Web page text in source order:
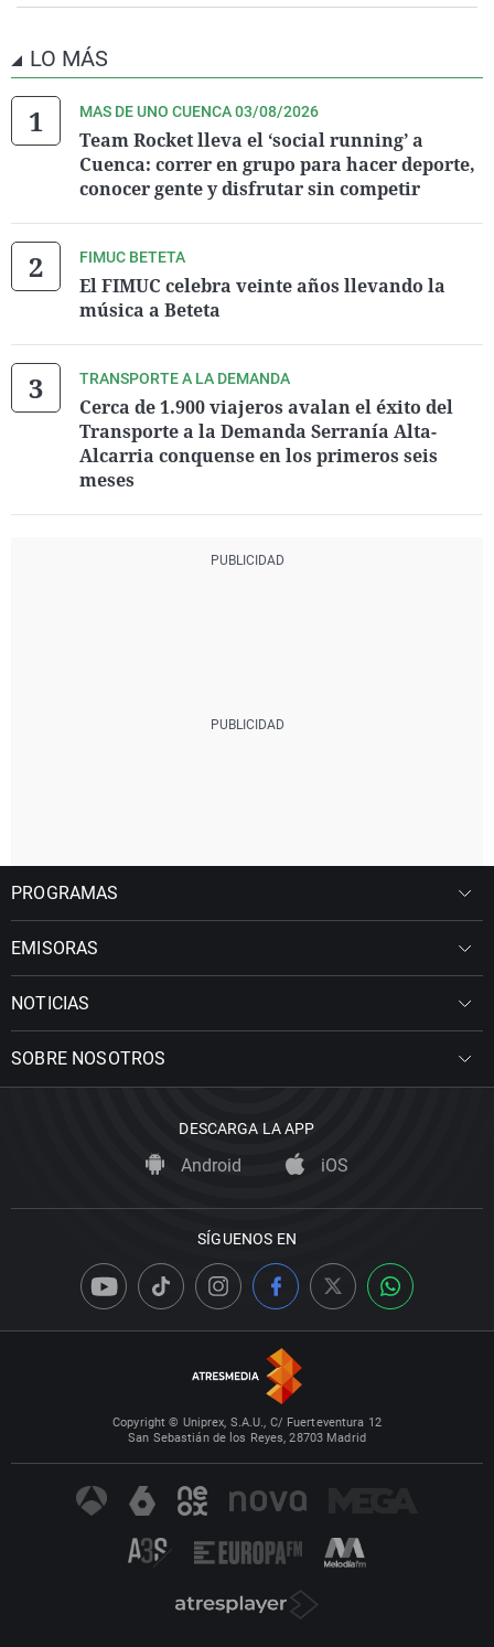
LO MÁS
MAS DE UNO CUENCA 03/08/2026
Team Rocket lleva el ‘social running’ a
Cuenca: correr en grupo para hacer deporte,
conocer gente y disfrutar sin competir
FIMUC BETETA
El FIMUC celebra veinte años llevando la
música a Beteta
TRANSPORTE A LA DEMANDA
Cerca de 1.900 viajeros avalan el éxito del
Transporte a la Demanda Serranía Alta-
Alcarria conquense en los primeros seis
meses
PROGRAMAS
EMISORAS
NOTICIAS
SOBRE NOSOTROS
DESCARGA LA APP
Android iOS
SÍGUENOS EN
Copyright © Uniprex, S.A.U., C/ Fuerteventura 12
San Sebastián de los Reyes, 28703 Madrid